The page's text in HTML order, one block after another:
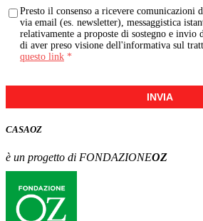
Presto il consenso a ricevere comunicazioni
via email (es. newsletter), messaggistica
relativamente a proposte di sostegno e
di aver preso visione dell'informativa sul
questo link *
INVIA
CASAOZ
è un progetto di FONDAZIONEOZ